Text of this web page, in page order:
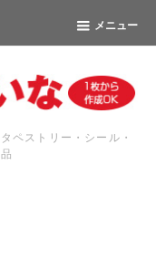
メニュー
ペストリー・シール・